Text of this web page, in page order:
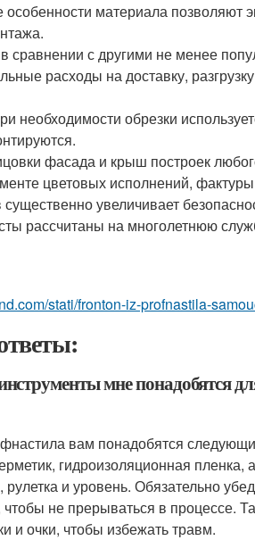
материала позволяют
сравнении с другими не менее
расходы на доставку,
необходимости обрезки
фасада и крыш построек
цветовых исполнений,
увеличивает
рассчитаны на многолетнюю
stati/fronton-iz-profnastila-
мне понадобятся
вам понадобятся
гидроизоляционная пленка,
и уровень. Обязательно
не прерываться в процессе.
и очки, чтобы избежать травм.